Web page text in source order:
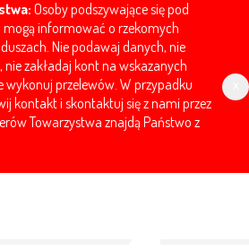
Osoby podszywające się pod
mogą informować o rzekomych
Nie podawaj danych, nie
zakładaj kont na wskazanych
przelewów. W przypadku
kontakt i skontaktuj się z nami przez
Towarzystwa znajdą Państwo z